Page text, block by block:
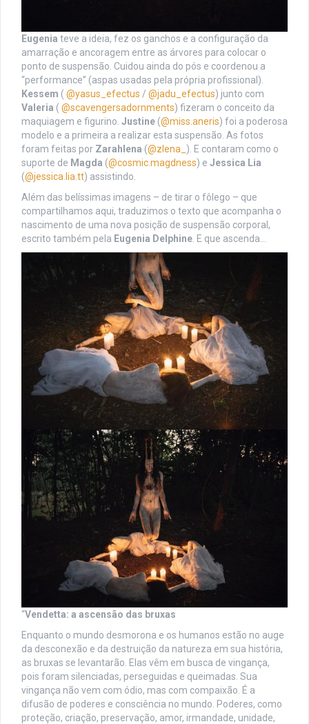
Eugenia teve a ideia, fez os ganchos e a configuração da
amarração e ancoragem entre as árvores para colocar o
ponto de suspensão. Cuidou ainda do pós e coordenou a
“performance” (aspas usadas pela própria profissional).
Kessem ( @yasus_efectus / @jadu_efectus) junto com
Valeria ( @scavengersadornments) fizeram o conceito da
maquiagem e figurino. Justine (@miss.aneris) foi a poderosa
modelo e a primeira a realizar esta suspensão. As fotos
foram feitas por Zarahlena (@zlena_ ). E contaram como o
suporte de Magda (@cosmic.magdness) e Jessica Lia
(@jessica.lia.tt) assistindo.
Além das belíssimas imagens – de tirar o fôlego – que
compartilhamos aqui, traduzimos o texto que acompanha o
nascimento de uma nova posição de suspensão corporal,
escrito também pela Eugenia Delphine . E que ascenda…
“Vendetta: a ascensão das bruxas
Enquanto o mundo desmorona e os humanos estão no auge
da desconexão e da destruição da natureza em sua história,
as bruxas se levantarão. Elas vêm em busca de vingança,
pois foram silenciadas, perseguidas e queimadas. Sua
vingança não vem com ódio, mas com compaixão. É a
difusão de poderes e consciência no mundo. Poderes, como
proteção, criação, preservação, amor, irmandade, unidade,